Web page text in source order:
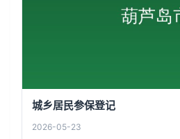
城乡居民参保登记
2026-05-23